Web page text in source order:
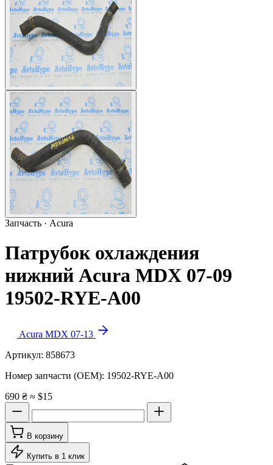
Запчасть · Acura
Патрубок охлаждения
нижний Acura MDX 07-09
19502-RYE-A00
Acura MDX 07-13
Артикул: 858673
Номер запчасти (OEM): 19502-RYE-A00
690 ₴ ≈ $15
В корзину
Купить в 1 клик